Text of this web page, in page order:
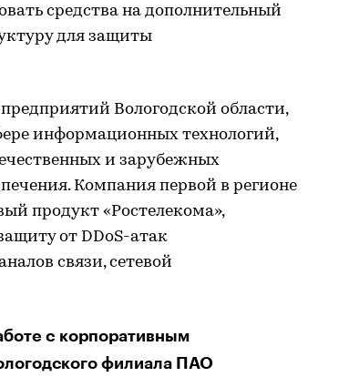
средства на дополнительный
для защиты
Вологодской области,
информационных технологий,
и зарубежных
Компания первой в регионе
продукт «Ростелекома»,
от DDoS-атак
связи, сетевой
с корпоративным
филиала ПАО